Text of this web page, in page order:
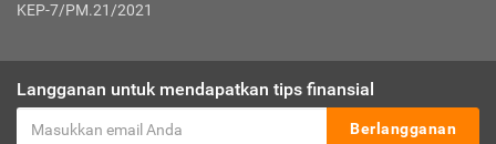
KEP-7/PM.21/2021
Langganan untuk mendapatkan tips finansial
Berlangganan